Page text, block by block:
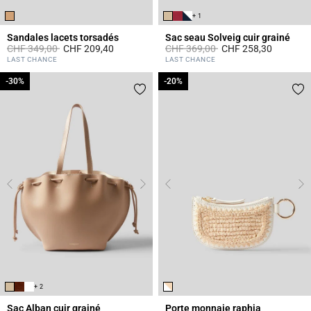
Sandales lacets torsadés
Prix réduit à partir de
CHF 349,00àCHF 209,40
4.1 out of 5 Customer Rating
LAST CHANCE
+ 1
Sac seau Solveig cuir grainé
Prix réduit à partir de
CHF 369,00àCHF 258,30
4.7 out of 5 Customer Rating
LAST CHANCE
+ 2
Sac Alban cuir grainé
-30%
-30%
Porte monnaie raphia
-20%
-20%